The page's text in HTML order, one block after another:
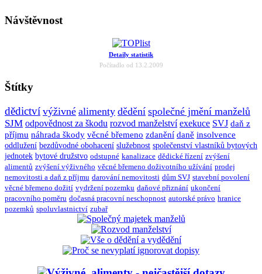
Návštěvnost
Detaily statistik
Počítadlo od 13.2.2009
Štítky
dědictví výživné alimenty dědění společné jmění manželů
SJM odpovědnost za škodu rozvod manželství exekuce SVJ daň z
příjmu náhrada škody věcné břemeno zdanění daně insolvence
oddlužení bezdůvodné obohacení služebnost společenství vlastníků bytových
jednotek bytové družstvo odstupné kanalizace dědické řízení zvýšení
alimentů zvýšení výživného věcné břemeno doživotního užívání prodej
nemovitosti a daň z příjmu darování nemovitosti dům SVJ stavební povolení
věcné břemeno dožití vydržení pozemku daňové přiznání ukončení
pracovního poměru dočasná pracovní neschopnost autorské právo hranice
pozemků spoluvlastnictví zubař